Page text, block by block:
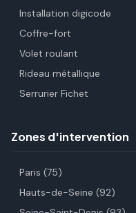
Installation digicode
Coffre-fort
Volet roulant
Rideau métallique
Serrurier Fichet
Zones d'intervention
Paris (75)
Hauts-de-Seine (92)